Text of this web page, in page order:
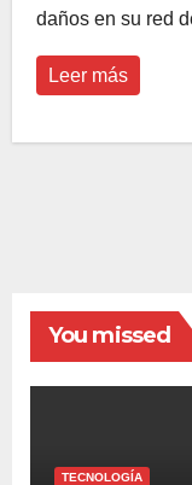
daños en su red
Leer más
You missed
TECNOLOGÍA